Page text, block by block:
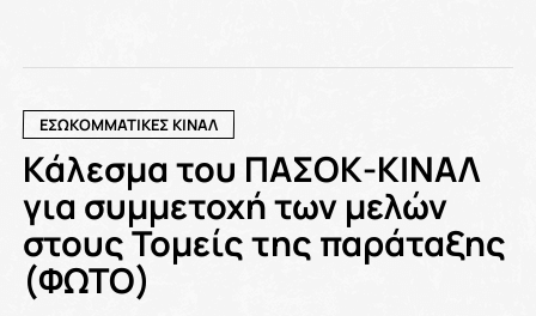
ΕΣΩΚΟΜΜΑΤΙΚΕΣ ΚΙΝΑΛ
Κάλεσμα του ΠΑΣΟΚ-ΚΙΝΑΛ
για συμμετοχή των μελών
στους Τομείς της παράταξης
(ΦΩΤΟ)